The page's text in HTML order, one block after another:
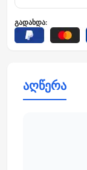
გადახდა:
აღწერა